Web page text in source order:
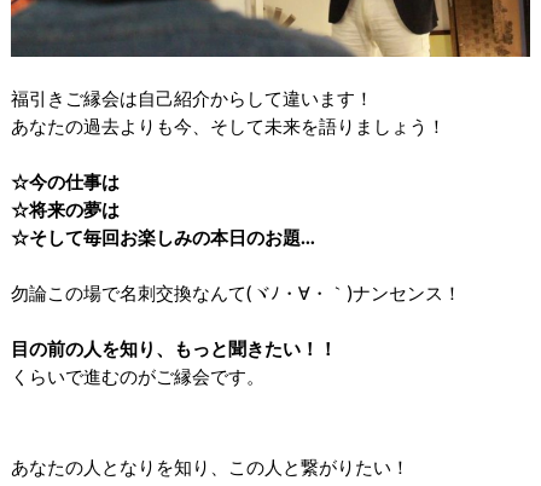
福引きご縁会は自己紹介からして違います！
あなたの過去よりも今、そして未来を語りましょう！
☆今の仕事は
☆将来の夢は
☆そして毎回お楽しみの本日のお題…
勿論この場で名刺交換なんて(ヾﾉ・∀・｀)ナンセンス！
目の前の人を知り、もっと聞きたい！！
くらいで進むのがご縁会です。
あなたの人となりを知り、この人と繋がりたい！